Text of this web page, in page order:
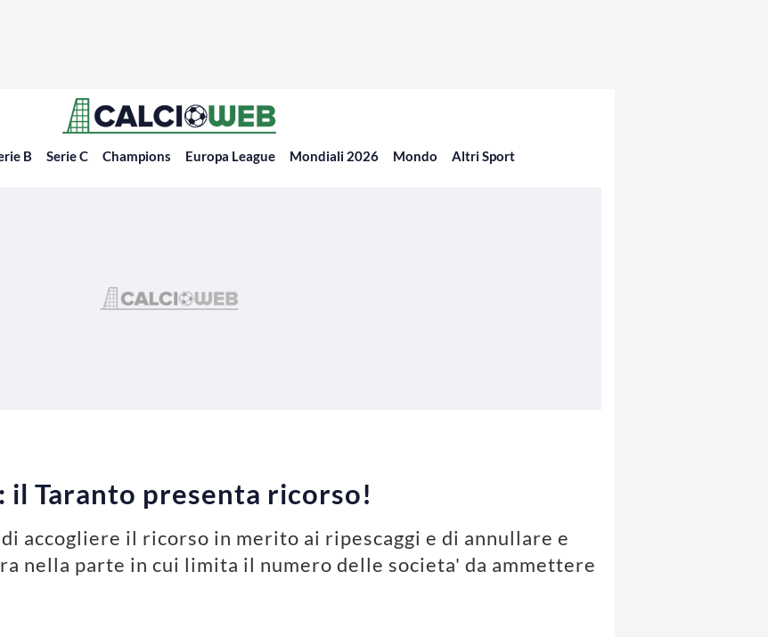
B Serie C Champions Europa League Mondiali 2026 Mondo Altri Sport
il Taranto presenta ricorso!
accogliere il ricorso in merito ai ripescaggi e di annullare e
nella parte in cui limita il numero delle societa' da ammettere